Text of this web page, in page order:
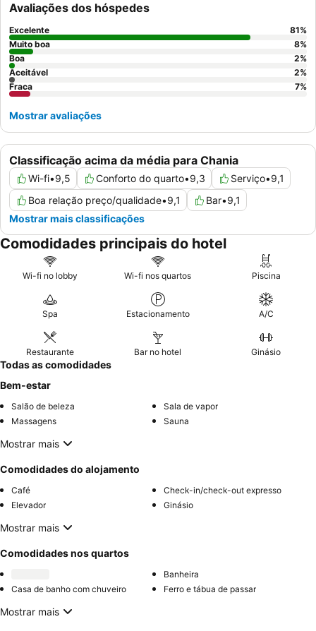
Classificação acima da média para Chania
Wi-fi•9,5 Conforto do quarto•9,3 Serviço•9,1
Boa relação preço/qualidade•9,1 Bar•9,1
Mostrar mais classificações
Avaliações dos hóspedes
Excelente 81%
Muito boa
8%
Boa
2%
Aceitável
2%
Fraca
7%
Mostrar avaliações
Comodidades principais do hotel
Wi-fi no lobby Wi-fi nos quartos Piscina
Spa Estacionamento A/C
Restaurante Bar no hotel Ginásio
Todas as comodidades
Bem-estar
Salão de beleza
Sala de vapor
Massagens
Sauna
Mostrar mais
Comodidades do alojamento
Café
Check-in/check-out expresso
Elevador
Ginásio
Mostrar mais
Comodidades nos quartos
Banheira
Casa de banho com chuveiro
Ferro e tábua de passar
Mostrar mais